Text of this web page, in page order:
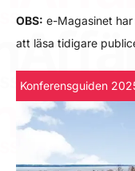
OBS: e-Magasinet
att läsa tidigare
Konferensguiden